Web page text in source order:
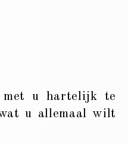
u hartelijk te
u allemaal wilt